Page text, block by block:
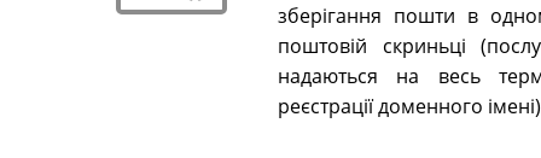
зберігання пошти в
поштовій скриньці
надаються на весь
реєстрації доменного